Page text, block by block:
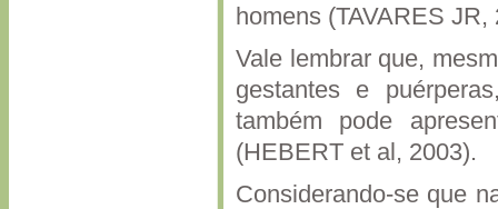
homens (TAVARES
Vale lembrar que,
gestantes e
também pode
(HEBERT et al, 2003).
Considerando-se que